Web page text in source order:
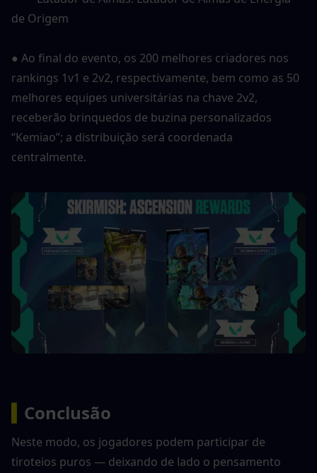
de Origem
● Ao final do evento, os 200 melhores criadores nos
rankings 1v1 e 2v2, respectivamente, bem como as 50
melhores equipes universitárias na chave 2v2,
receberão brinquedos de buzina personalizados
“Kemiao”; a distribuição será coordenada
centralmente.
Conclusão
Neste modo, os jogadores podem participar de
tiroteios puros — deixando de lado o pensamento